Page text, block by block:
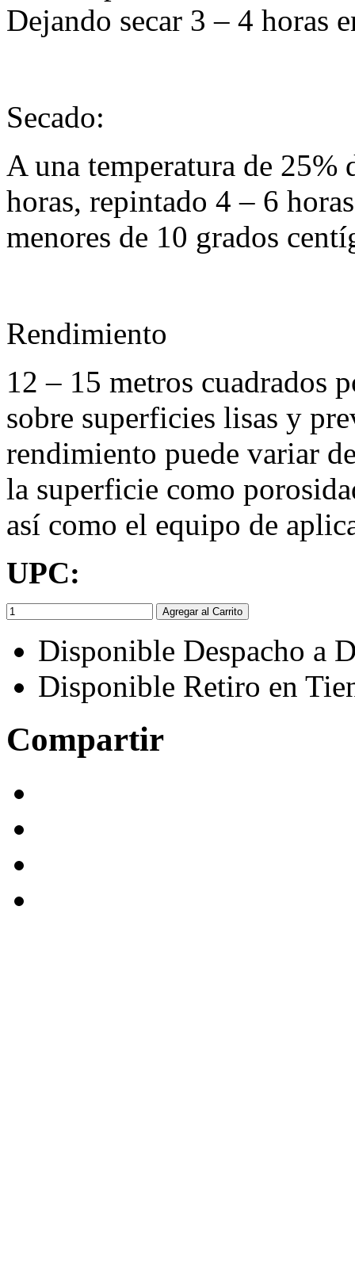
Dejando secar 3 – 4 horas
Secado:
A una temperatura de 25%
horas, repintado 4 – 6
menores de 10 grados
Rendimiento
12 – 15 metros cuadrados
sobre superficies lisas y
rendimiento puede variar
la superficie como
así como el equipo de
UPC:
Agregar al Carrito
Disponible Despacho a
Disponible Retiro en
Compartir